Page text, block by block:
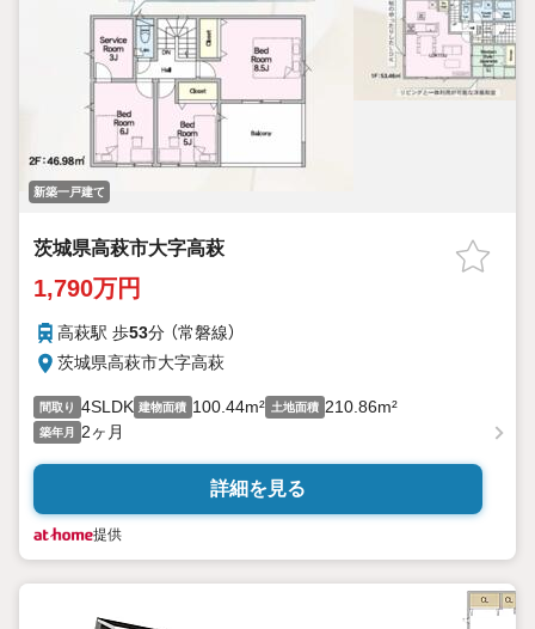
新築一戸建て
茨城県高萩市大字高萩
1,790万円
高萩駅 歩53分 （常磐線）
茨城県高萩市大字高萩
間取り 4SLDK 建物面積 100.44m² 土地面積 210.86m²
築年月 2ヶ月
詳細を見る
提供